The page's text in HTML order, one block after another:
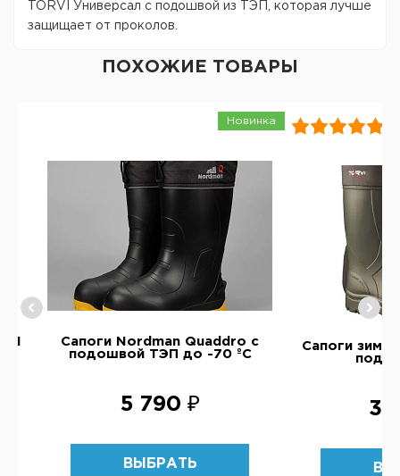
TORVI Универсал с подошвой из ТЭП, которая лучше
защищает от проколов.
ПОХОЖИЕ ТОВАРЫ
Новинка
Сапоги Nordman Quaddro с
подошвой ТЭП до -70 ºС
5 790 ₽
ВЫБРАТЬ
Сапоги
3